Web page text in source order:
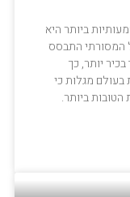
ביותר היא
המסורתי התבסס
יותר, כך
בעולם מגלות כי
ביותר.